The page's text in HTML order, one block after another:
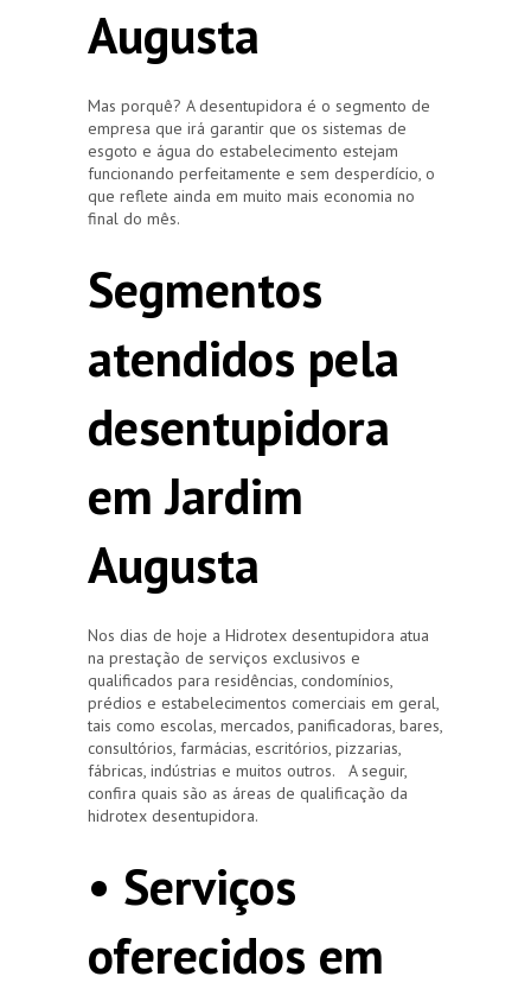
Augusta
Mas porquê? A desentupidora é o segmento de
empresa que irá garantir que os sistemas de
esgoto e água do estabelecimento estejam
funcionando perfeitamente e sem desperdício, o
que reflete ainda em muito mais economia no
final do mês.
Segmentos
atendidos pela
desentupidora
em Jardim
Augusta
Nos dias de hoje a Hidrotex desentupidora atua
na prestação de serviços exclusivos e
qualificados para residências, condomínios,
prédios e estabelecimentos comerciais em geral,
tais como escolas, mercados, panificadoras, bares,
consultórios, farmácias, escritórios, pizzarias,
fábricas, indústrias e muitos outros. A seguir,
confira quais são as áreas de qualificação da
hidrotex desentupidora.
• Serviços
oferecidos em